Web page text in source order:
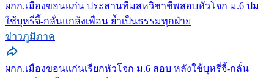
ผกก.เมืองขอนแก่น ประสานทีมสหวิชาชีพสอบหัวโจก ม.6 ปม
ใช้บุหรี่จี้-กลั่นแกล้งเพื่อน ย้ำเป็นธรรมทุกฝ่าย
ข่าวภูมิภาค
ผกก.เมืองขอนแก่นเรียกหัวโจก ม.6 สอบ หลังใช้บุหรี่จี้-กลั่น